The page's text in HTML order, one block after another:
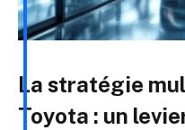
La stratégie
Toyota : un